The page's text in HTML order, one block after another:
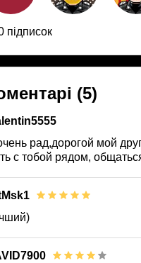
підписок
(5)
рад,дорогой мой
с тобой рядом,